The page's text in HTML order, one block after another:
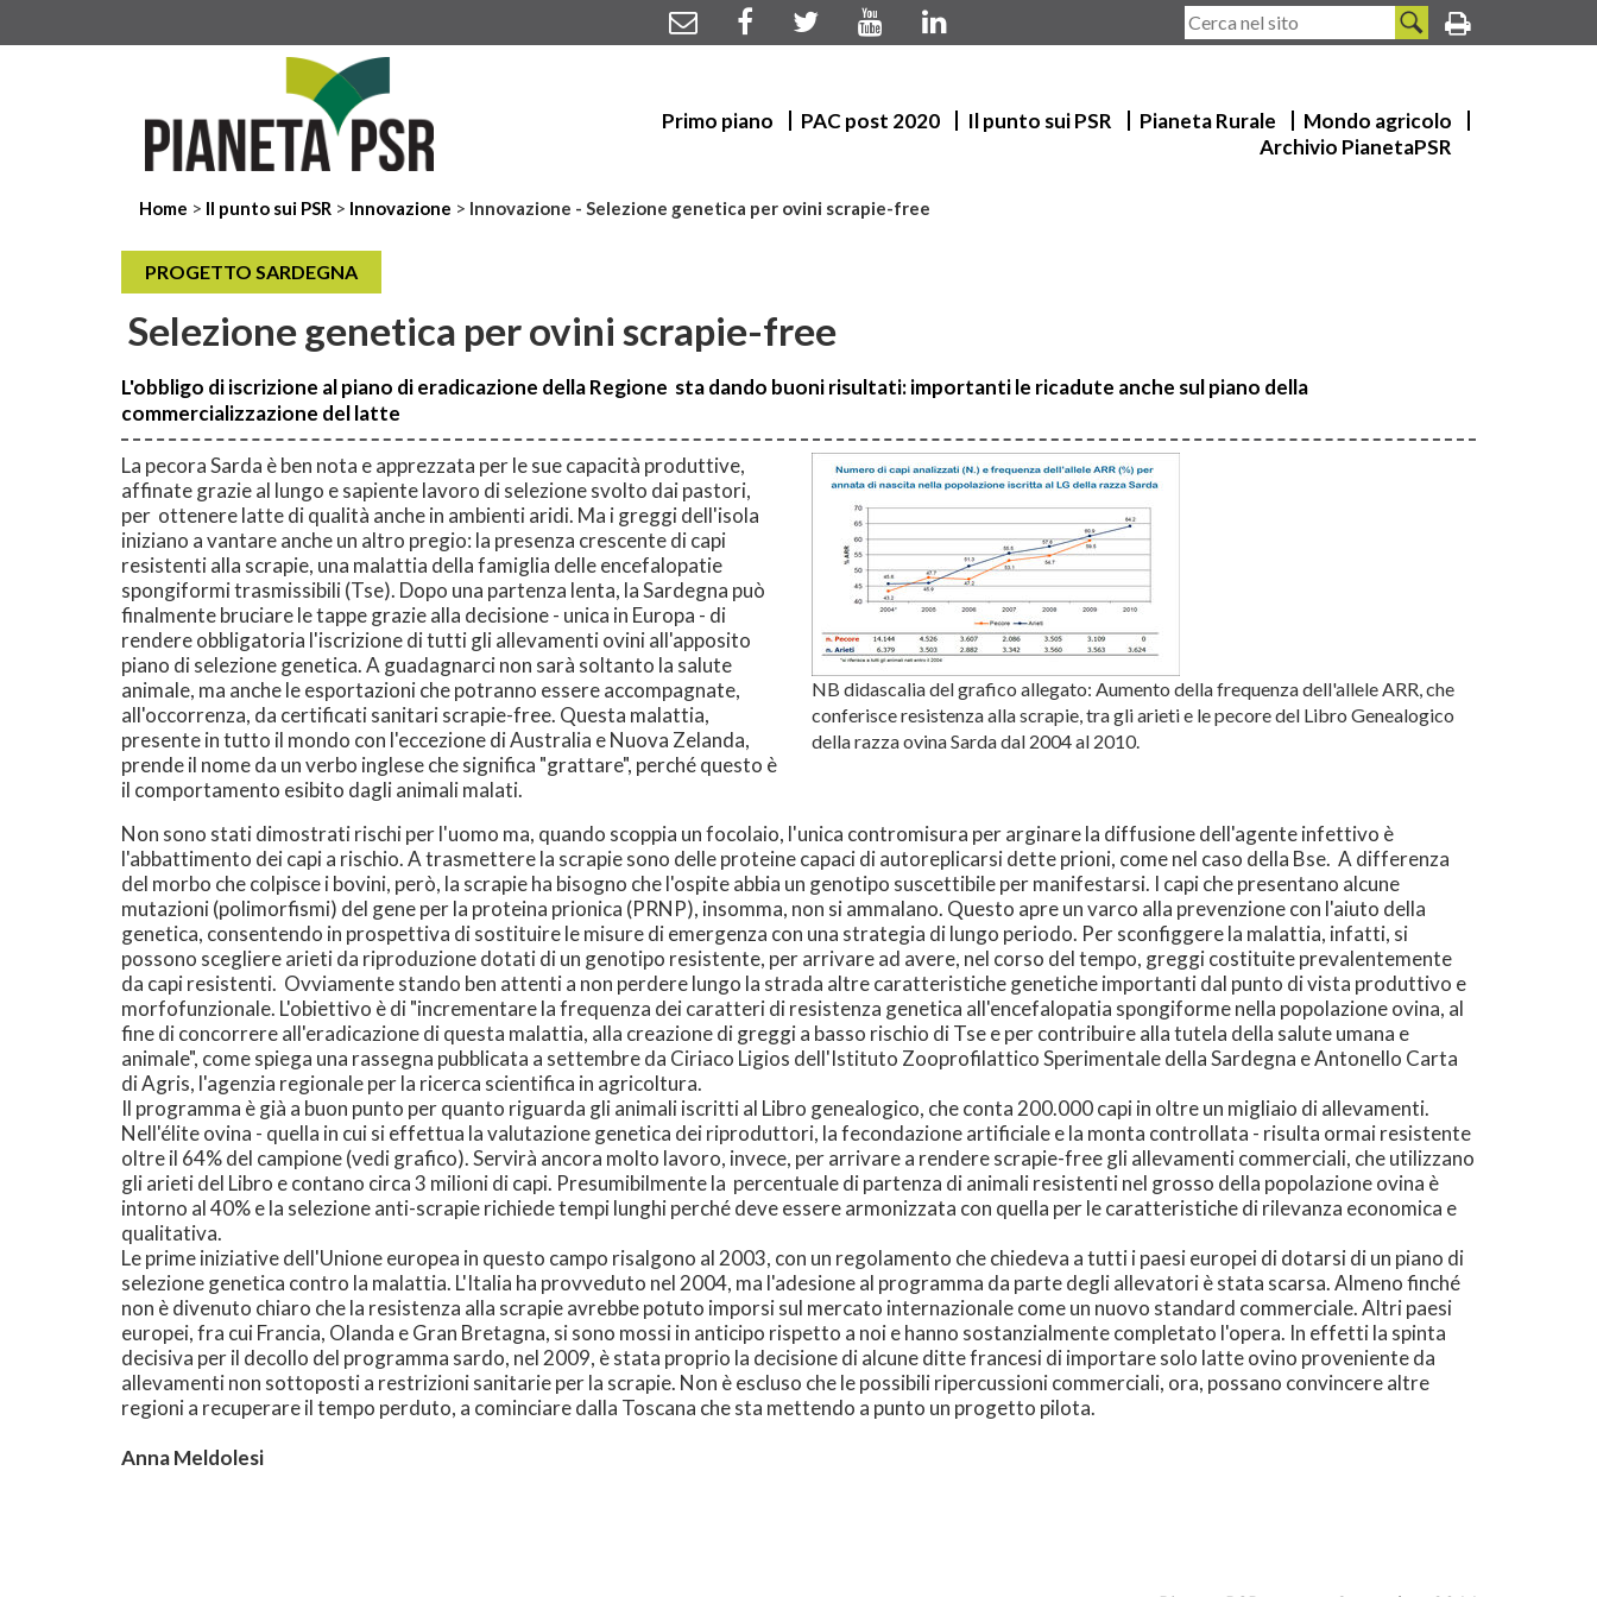
Primo piano PAC post 2020 Il punto sui PSR Pianeta Rurale
Mondo agricolo
Archivio PianetaPSR
Home > Il punto sui PSR > Innovazione > Innovazione - Selezione genetica per ovini scrapie-free
PROGETTO SARDEGNA
Selezione genetica per ovini scrapie-free
L'obbligo di iscrizione al piano di eradicazione della Regione sta dando buoni risultati: importanti le ricadute anche sul piano della
commercializzazione del latte
La pecora Sarda è ben nota e apprezzata per le sue capacità produttive,
affinate grazie al lungo e sapiente lavoro di selezione svolto dai pastori,
per ottenere latte di qualità anche in ambienti aridi. Ma i greggi dell'isola
iniziano a vantare anche un altro pregio: la presenza crescente di capi
resistenti alla scrapie, una malattia della famiglia delle encefalopatie
spongiformi trasmissibili (Tse). Dopo una partenza lenta, la Sardegna può
finalmente bruciare le tappe grazie alla decisione - unica in Europa - di
rendere obbligatoria l'iscrizione di tutti gli allevamenti ovini all'apposito
piano di selezione genetica. A guadagnarci non sarà soltanto la salute
animale, ma anche le esportazioni che potranno essere accompagnate,
all'occorrenza, da certificati sanitari scrapie-free. Questa malattia,
presente in tutto il mondo con l'eccezione di Australia e Nuova Zelanda,
prende il nome da un verbo inglese che significa "grattare", perché questo è
il comportamento esibito dagli animali malati.
NB didascalia del grafico allegato: Aumento della frequenza dell'allele ARR, che
conferisce resistenza alla scrapie, tra gli arieti e le pecore del Libro Genealogico
della razza ovina Sarda dal 2004 al 2010.
Non sono stati dimostrati rischi per l'uomo ma, quando scoppia un focolaio, l'unica contromisura per arginare la diffusione dell'agente infettivo è
l'abbattimento dei capi a rischio. A trasmettere la scrapie sono delle proteine capaci di autoreplicarsi dette prioni, come nel caso della Bse. A differenza
del morbo che colpisce i bovini, però, la scrapie ha bisogno che l'ospite abbia un genotipo suscettibile per manifestarsi. I capi che presentano alcune
mutazioni (polimorfismi) del gene per la proteina prionica (PRNP), insomma, non si ammalano. Questo apre un varco alla prevenzione con l'aiuto della
genetica, consentendo in prospettiva di sostituire le misure di emergenza con una strategia di lungo periodo. Per sconfiggere la malattia, infatti, si
possono scegliere arieti da riproduzione dotati di un genotipo resistente, per arrivare ad avere, nel corso del tempo, greggi costituite prevalentemente
da capi resistenti. Ovviamente stando ben attenti a non perdere lungo la strada altre caratteristiche genetiche importanti dal punto di vista produttivo e
morfofunzionale. L'obiettivo è di "incrementare la frequenza dei caratteri di resistenza genetica all'encefalopatia spongiforme nella popolazione ovina, al
fine di concorrere all'eradicazione di questa malattia, alla creazione di greggi a basso rischio di Tse e per contribuire alla tutela della salute umana e
animale", come spiega una rassegna pubblicata a settembre da Ciriaco Ligios dell'Istituto Zooprofilattico Sperimentale della Sardegna e Antonello Carta
di Agris, l'agenzia regionale per la ricerca scientifica in agricoltura.
Il programma è già a buon punto per quanto riguarda gli animali iscritti al Libro genealogico, che conta 200.000 capi in oltre un migliaio di allevamenti.
Nell'élite ovina - quella in cui si effettua la valutazione genetica dei riproduttori, la fecondazione artificiale e la monta controllata - risulta ormai resistente
oltre il 64% del campione (vedi grafico). Servirà ancora molto lavoro, invece, per arrivare a rendere scrapie-free gli allevamenti commerciali, che utilizzano
gli arieti del Libro e contano circa 3 milioni di capi. Presumibilmente la percentuale di partenza di animali resistenti nel grosso della popolazione ovina è
intorno al 40% e la selezione anti-scrapie richiede tempi lunghi perché deve essere armonizzata con quella per le caratteristiche di rilevanza economica e
qualitativa.
Le prime iniziative dell'Unione europea in questo campo risalgono al 2003, con un regolamento che chiedeva a tutti i paesi europei di dotarsi di un piano di
selezione genetica contro la malattia. L'Italia ha provveduto nel 2004, ma l'adesione al programma da parte degli allevatori è stata scarsa. Almeno finché
non è divenuto chiaro che la resistenza alla scrapie avrebbe potuto imporsi sul mercato internazionale come un nuovo standard commerciale. Altri paesi
europei, fra cui Francia, Olanda e Gran Bretagna, si sono mossi in anticipo rispetto a noi e hanno sostanzialmente completato l'opera. In effetti la spinta
decisiva per il decollo del programma sardo, nel 2009, è stata proprio la decisione di alcune ditte francesi di importare solo latte ovino proveniente da
allevamenti non sottoposti a restrizioni sanitarie per la scrapie. Non è escluso che le possibili ripercussioni commerciali, ora, possano convincere altre
regioni a recuperare il tempo perduto, a cominciare dalla Toscana che sta mettendo a punto un progetto pilota.
Anna Meldolesi